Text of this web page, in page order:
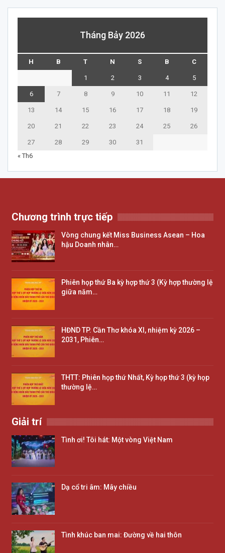
Tháng Bảy 2026
H B T N S B C
1 2 3 4 5
6 7 8 9 10 11 12
13 14 15 16 17 18 19
20 21 22 23 24 25 26
27 28 29 30
31
« Th6
Chương trình trực tiếp
Vòng chung kết Miss Business Asean – Hoa
hậu Doanh nhân…
Phiên họp thứ Ba kỳ hợp thứ 3 (Kỳ hợp thường lệ
giữa năm…
HĐND TP. Cần Thơ khóa XI, nhiệm kỳ 2026 –
2031, Phiên…
THTT: Phiên họp thứ Nhất, Kỳ họp thứ 3 (kỳ họp
thường lệ…
Giải trí
Tình ơi! Tôi hát: Một vòng Việt Nam
Dạ cổ tri âm: Mây chiều
Tình khúc ban mai: Đường về hai thôn